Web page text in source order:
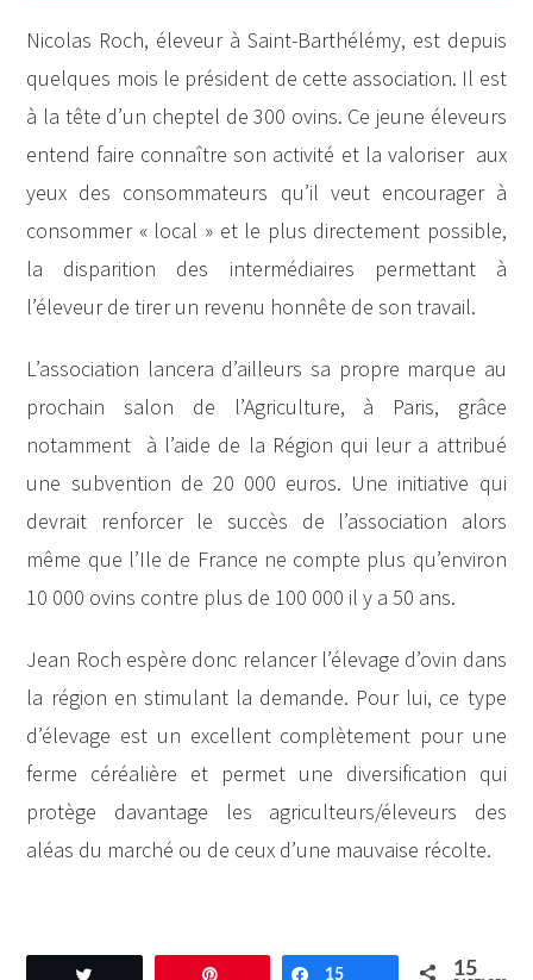
Nicolas Roch, éleveur à Saint-Barthélémy, est depuis
quelques mois le président de cette association. Il est
à la tête d’un cheptel de 300 ovins. Ce jeune éleveurs
entend faire connaître son activité et la valoriser aux
yeux des consommateurs qu’il veut encourager à
consommer « local » et le plus directement possible,
la disparition des intermédiaires permettant à
l’éleveur de tirer un revenu honnête de son travail.
L’association lancera d’ailleurs sa propre marque au
prochain salon de l’Agriculture, à Paris, grâce
notamment à l’aide de la Région qui leur a attribué
une subvention de 20 000 euros. Une initiative qui
devrait renforcer le succès de l’association alors
même que l’Ile de France ne compte plus qu’environ
10 000 ovins contre plus de 100 000 il y a 50 ans.
Jean Roch espère donc relancer l’élevage d’ovin dans
la région en stimulant la demande. Pour lui, ce type
d’élevage est un excellent complètement pour une
ferme céréalière et permet une diversification qui
protège davantage les agriculteurs/éleveurs des
aléas du marché ou de ceux d’une mauvaise récolte.
Enregistrer Partagez
15 15